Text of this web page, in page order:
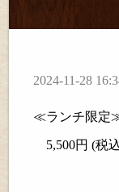
2024-11-28
≪ラン
5,500円 (税